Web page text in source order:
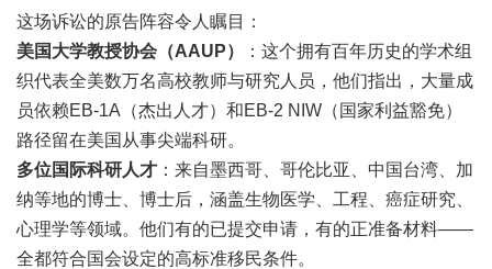
这场诉讼的原告阵容令人瞩目：
美国大学教授协会（AAUP）
：这个拥有百年历史的学术组
织代表全美数万名高校教师与研究人员，他们指出，大量成
员依赖EB-1A（杰出人才）和EB-2 NIW（国家利益豁免）
路径留在美国从事尖端科研。
多位国际科研人才 ：来自墨西哥、哥伦比亚、中国台湾、加
纳等地的博士、博士后，涵盖生物医学、工程、癌症研究、
心理学等领域。他们有的已提交申请，有的正准备材料——
全都符合国会设定的高标准移民条件。